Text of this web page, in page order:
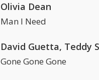
Olivia Dean
Man I Need
Gone Gone Gone